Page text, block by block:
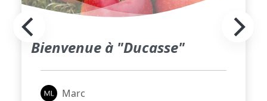
Bienvenue à "Ducasse"
Marc